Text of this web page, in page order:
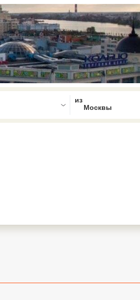
is focused , press Down to open the menu,